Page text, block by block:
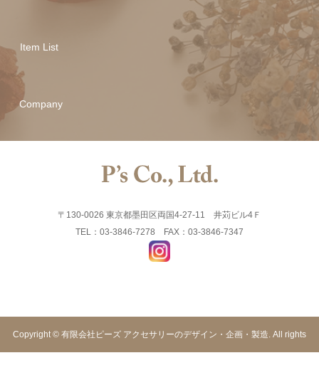
Item List
Company
〒130-0026 東京都墨田区両国4-27-11 井苅ビル4Ｆ
TEL：03-3846-7278 FAX：03-3846-7347
Copyright © 有限会社ピーズ アクセサリーのデザイン・企画・製造. All rights